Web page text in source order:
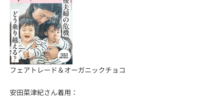
フェアトレード＆オーガニックチョコ
安田菜津紀さん着用：